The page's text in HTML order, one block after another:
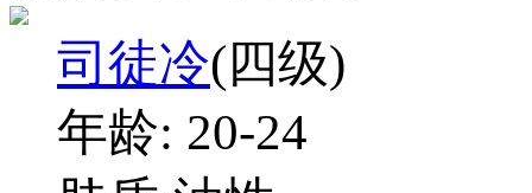
司徒冷(四级)
年龄: 20-24